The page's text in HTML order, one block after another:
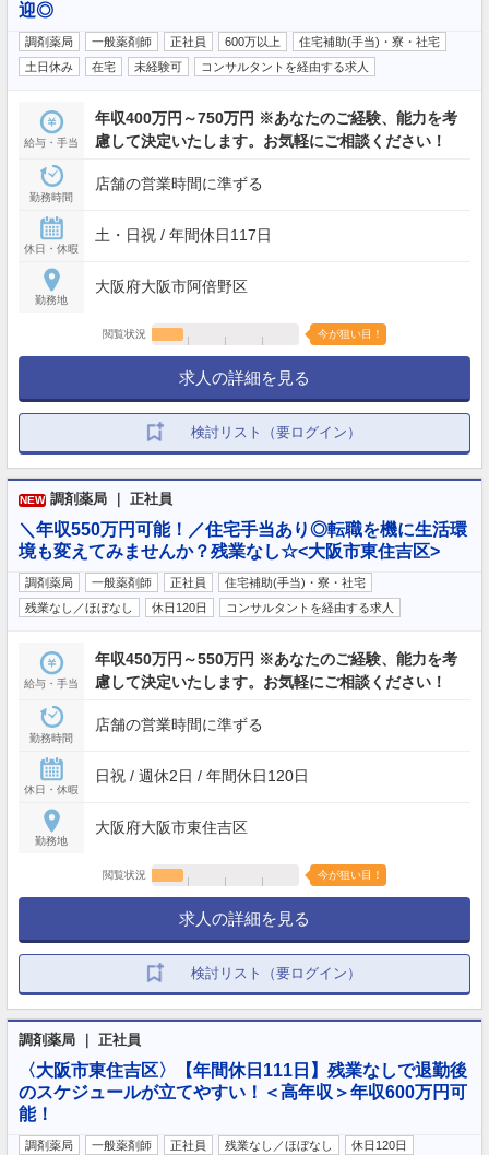
迎◎
調剤薬局 一般薬剤師 正社員 600万以上
住宅補助(手当)・寮・社宅
土日休み
在宅 未経験可 コンサルタントを経由する求人
給与・手当
年収400万円～750万円 ※あなたのご経験、能力を考
慮して決定いたします。お気軽にご相談ください！
勤務時間
店舗の営業時間に準ずる
休日・休暇
土・日祝 / 年間休日117日
勤務地
大阪府大阪市阿倍野区
閲覧状況 今が狙い目！
求人の詳細を見る
検討リスト（要ログイン）
NEW 調剤薬局 ｜ 正社員
＼年収550万円可能！／住宅手当あり◎転職を機に生活環
境も変えてみませんか？残業なし☆<大阪市東住吉区>
調剤薬局 一般薬剤師 正社員
住宅補助(手当)・寮・社宅
残業なし／ほぼなし
休日120日 コンサルタントを経由する求人
給与・手当
年収450万円～550万円 ※あなたのご経験、能力を考
慮して決定いたします。お気軽にご相談ください！
勤務時間
店舗の営業時間に準ずる
休日・休暇
日祝 / 週休2日 / 年間休日120日
勤務地
大阪府大阪市東住吉区
閲覧状況 今が狙い目！
求人の詳細を見る
検討リスト（要ログイン）
調剤薬局 ｜ 正社員
〈大阪市東住吉区〉【年間休日111日】残業なしで退勤後
のスケジュールが立てやすい！＜高年収＞年収600万円可
能！
調剤薬局 一般薬剤師 正社員 残業なし／ほぼなし
休日120日